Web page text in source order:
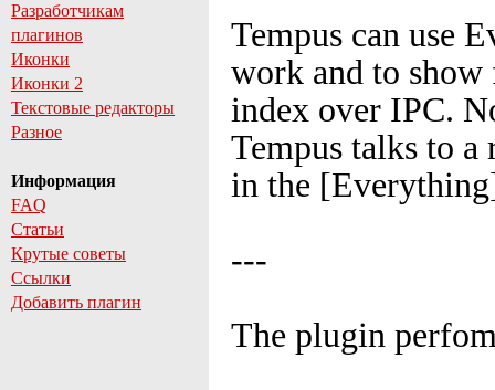
Разработчикам
плагинов
Иконки
Иконки 2
Текстовые редакторы
Разное
Информация
FAQ
Статьи
Крутые советы
Ссылки
Добавить плагин
Tempus can use
work and to
index over IPC.
Tempus talks to
in the
---
The plugin